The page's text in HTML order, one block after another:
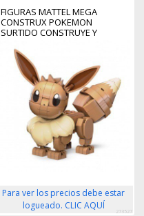
FIGURAS MATTEL MEGA
CONSTRUX POKEMON
SURTIDO CONSTRUYE Y
Para ver los precios debe estar
logueado. CLIC AQUÍ
273527